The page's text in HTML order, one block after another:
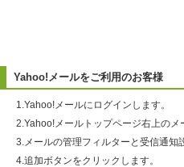
Yahoo!メールをご利用のお客様
1.Yahoo!メールにログインします。
2.Yahoo!メールトップページ右上のメ
3.メールの管理フィルターと受信通知
4.追加ボタンをクリックします。